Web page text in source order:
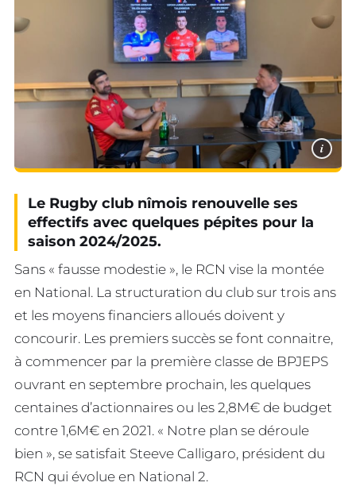
i
Le Rugby club nîmois renouvelle ses
effectifs avec quelques pépites pour la
saison 2024/2025.
Sans « fausse modestie », le RCN vise la montée
en National. La structuration du club sur trois ans
et les moyens financiers alloués doivent y
concourir. Les premiers succès se font connaitre,
à commencer par la première classe de BPJEPS
ouvrant en septembre prochain, les quelques
centaines d’actionnaires ou les 2,8M€ de budget
contre 1,6M€ en 2021. « Notre plan se déroule
bien », se satisfait Steeve Calligaro, président du
RCN qui évolue en National 2.